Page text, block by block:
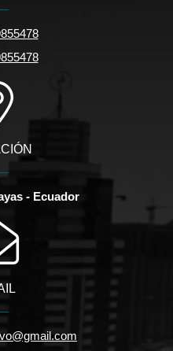
- Ecuador